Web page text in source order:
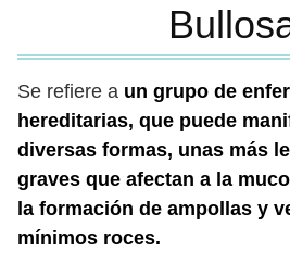
Se refiere a un grupo de
hereditarias, que puede
diversas formas, unas más
graves que afectan a la
la formación de ampollas y
mínimos roces.